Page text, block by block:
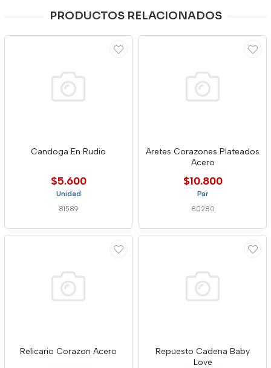
PRODUCTOS RELACIONADOS
Candoga En Rudio
$5.600
Unidad
81589
Aretes Corazones Plateados
Acero
$10.800
Par
80280
Relicario Corazon Acero
Repuesto Cadena Baby
Love